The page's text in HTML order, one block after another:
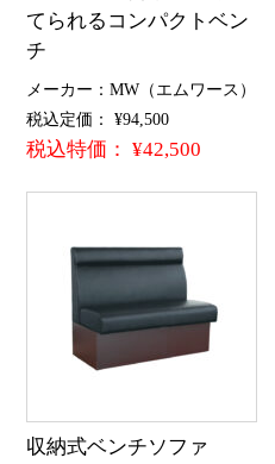
てられるコンパクトベン
チ
メーカー：MW（エムワース）
税込定価： ¥94,500
税込特価： ¥42,500
収納式ベンチソファ